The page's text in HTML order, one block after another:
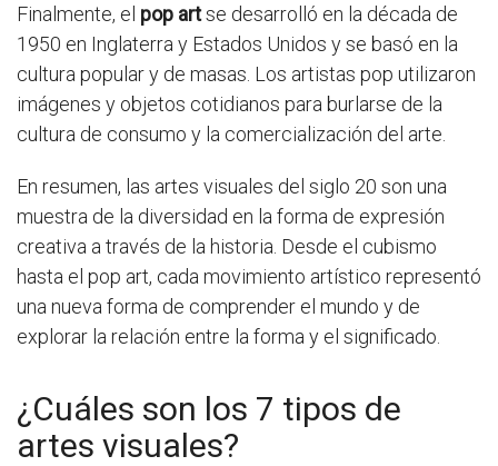
Finalmente, el pop artse desarrolló en la década de
1950 en Inglaterra y Estados Unidos y se basó en la
cultura popular y de masas. Los artistas pop utilizaron
imágenes y objetos cotidianos para burlarse de la
cultura de consumo y la comercialización del arte.
En resumen, las artes visuales del siglo 20 son una
muestra de la diversidad en la forma de expresión
creativa a través de la historia. Desde el cubismo
hasta el pop art, cada movimiento artístico representó
una nueva forma de comprender el mundo y de
explorar la relación entre la forma y el significado.
¿Cuáles son los 7 tipos de
artes visuales?